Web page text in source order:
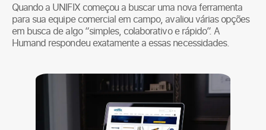
Quando a UNIFIX começou a buscar uma nova ferramenta
para sua equipe comercial em campo, avaliou várias opções
em busca de algo “simples, colaborativo e rápido”. A
Humand respondeu exatamente a essas necessidades.